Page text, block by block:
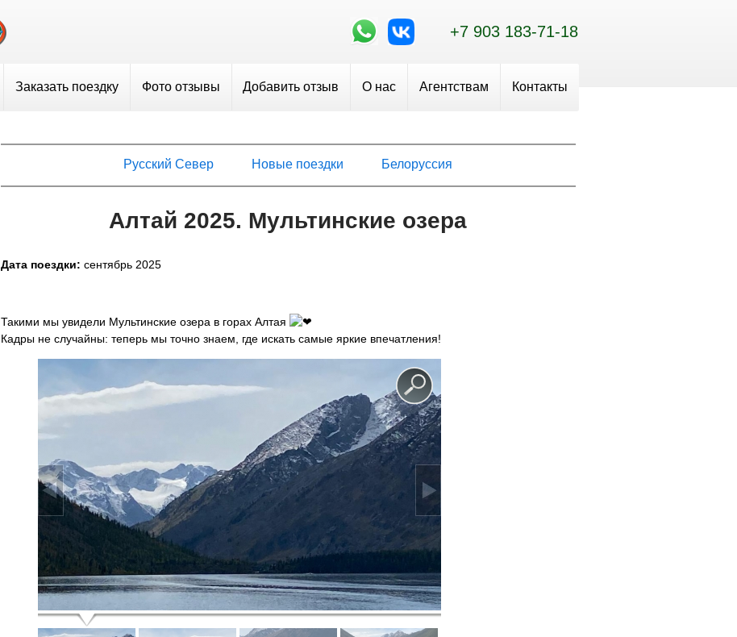
+7 903 183-71-18
Заказать поездку Фото отзывы Добавить отзыв О нас Агентствам Контакты
Русский Север Новые поездки Белоруссия
Алтай 2025. Мультинские озера
Дата поездки: сентябрь 2025
Такими мы увидели Мультинские озера в горах Алтая
Кадры не случайны: теперь мы точно знаем, где искать самые яркие впечатления!